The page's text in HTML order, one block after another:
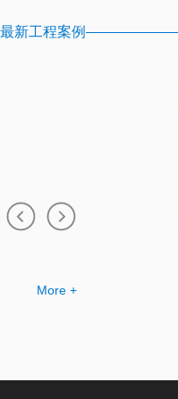
最新工程案例
More +